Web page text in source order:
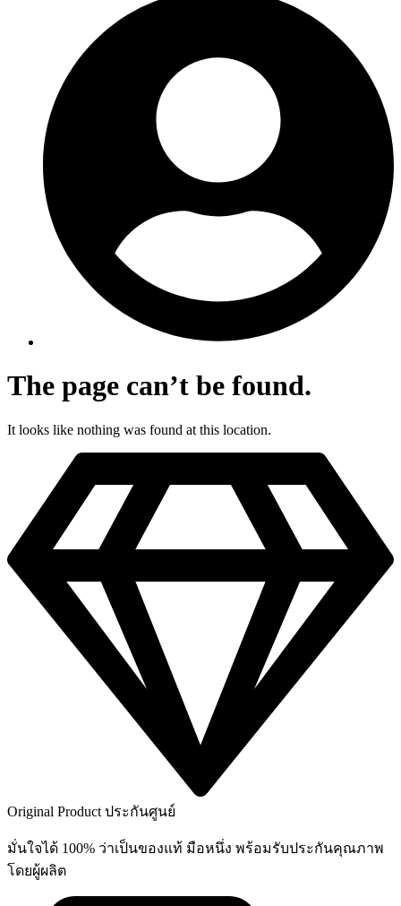
The page can’t be found.
It looks like nothing was found at this location.
Original Product ประกันศูนย์
มั่นใจได้ 100% ว่าเป็นของแท้ มือหนึ่ง พร้อมรับประกันคุณภาพ
โดยผู้ผลิต